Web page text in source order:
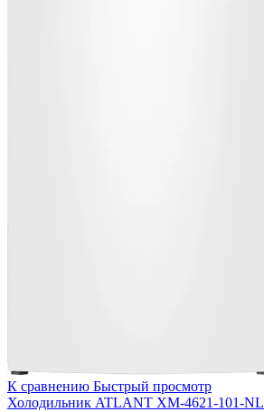
К сравнению Быстрый просмотр
Холодильник ATLANT ХМ-4621-101-NL